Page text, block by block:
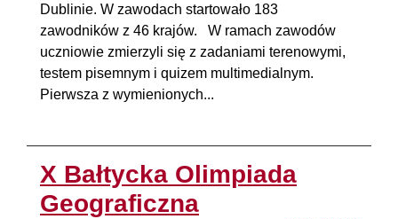
Dublinie. W zawodach startowało 183
zawodników z 46 krajów. W ramach zawodów
uczniowie zmierzyli się z zadaniami terenowymi,
testem pisemnym i quizem multimedialnym.
Pierwsza z wymienionych...
X Bałtycka Olimpiada
Geograficzna